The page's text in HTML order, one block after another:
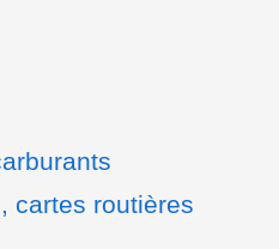
cartes routières